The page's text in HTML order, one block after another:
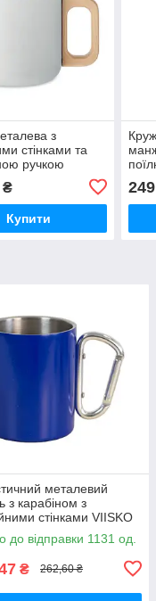
з
стінками та
ручкою
Купити
металевий
з карабіном з
стінками VIISKO
синій
до відправки 1131 од.
₴ 262,60 ₴